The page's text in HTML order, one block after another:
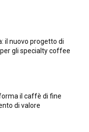
il nuovo progetto di
gli specialty coffee
il caffè di fine
di valore